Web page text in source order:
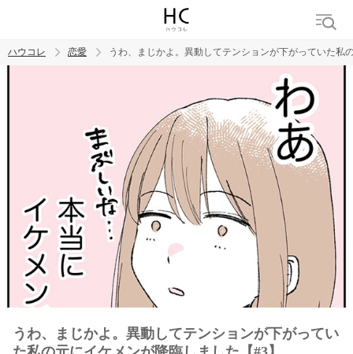
トレンド ワード
ハウコレ 恋愛 うわ、まじかよ。異動してテンションが下がっていた私
うわ、まじかよ。異動してテンションが下がってい